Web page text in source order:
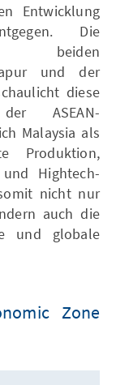
Entwicklung
Die
beiden
und der
diese
ASEAN-
Malaysia als
Produktion,
Hightech-
nicht nur
auch die
und globale
Zone